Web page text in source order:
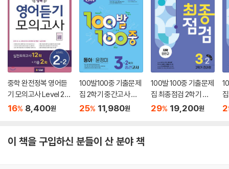
중학 완전정복 영어듣
기 모의고사 Level 2-
2
16% 8,400원
100발100중 기출문제
집 2학기 중간고사 중3
영어 동아 윤정미 (202
25% 11,980원
100발 100중 기출문제
집 최종점검 2학기 전
과정 중3 영어 지학사
29% 19,200원
이 책을 구입하신 분들이 산 분야 책